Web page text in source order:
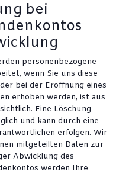
bei
personenbezogene
wenn Sie uns diese
bei der Eröffnung eines
erhoben werden, ist aus
Eine Löschung
und kann durch eine
erfolgen. Wir
mitgeteilten Daten zur
Abwicklung des
werden Ihre